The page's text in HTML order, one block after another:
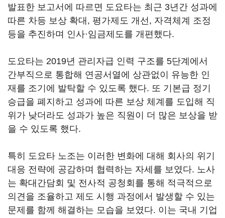
발표한 보고서에 따르면 도요타는 최근 3년간 성과에
따른 차등 보상 확대, 평가제도 개선, 자격체계 조정
등을 추진하며 인사·임금제도를 개편했다.
도요타는 2019년 관리자급 인력 구조를 5단계에서
간부직으로 통합해 연공서열에 상관없이 유능한 인
재를 조기에 발탁할 수 있도록 했다. 또 기본급 정기
승급을 폐지하고 성과에 따른 보상 체계를 도입해 직
위가 낮더라도 성과가 높은 직원이 더 많은 보상을 받
을 수 있도록 했다.
특히 도요타 노조는 이러한 변화에 대해 회사의 위기
대응 전략에 공감하며 협력하는 자세를 보였다. 노사
는 확대간담회 및 전사적 공청회를 통해 적극적으로
의견을 조율하고 제도 시행 과정에서 발생할 수 있는
문제를 함께 해결하는 모습을 보였다. 이는 국내 기업